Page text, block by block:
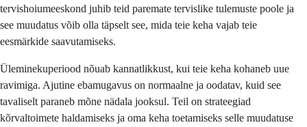
tervishoiumeeskond juhib teid paremate tervislike tulemuste poole ja
see muudatus võib olla täpselt see, mida teie keha vajab teie
eesmärkide saavutamiseks.
Üleminekuperiood nõuab kannatlikkust, kui teie keha kohaneb uue
ravimiga. Ajutine ebamugavus on normaalne ja oodatav, kuid see
tavaliselt paraneb mõne nädala jooksul. Teil on strateegiad
kõrvaltoimete haldamiseks ja oma keha toetamiseks selle muudatuse